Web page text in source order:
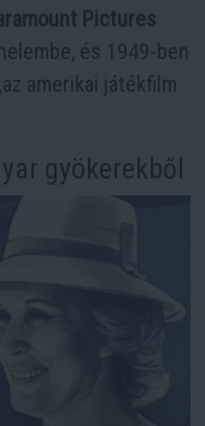
Pictures
és 1949-ben
amerikai játékfilm
gyökerekből